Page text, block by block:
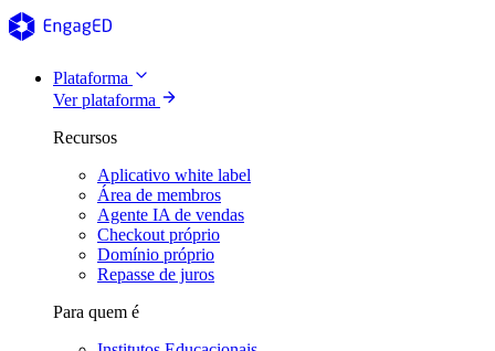
Plataforma
Ver plataforma
Recursos
Aplicativo white label
Área de membros
Agente IA de vendas
Checkout próprio
Domínio próprio
Repasse de juros
Para quem é